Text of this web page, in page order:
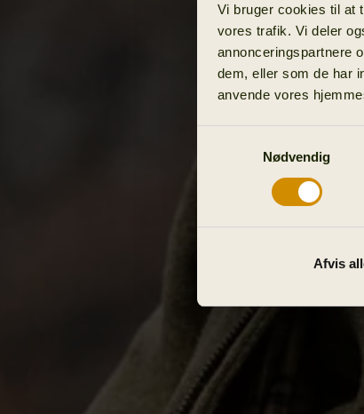
Vi bruger cookies til at
vores trafik. Vi deler
annonceringspartnere
dem, eller som de har
anvende vores
Nødvendig
Afvis